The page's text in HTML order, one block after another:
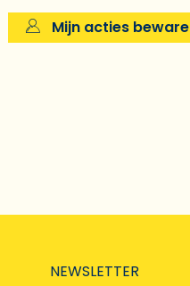
Mijn acties
NEWSLETTER